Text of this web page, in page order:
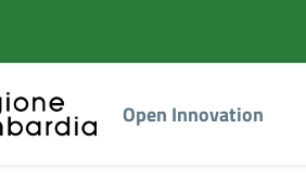
Open Innovation